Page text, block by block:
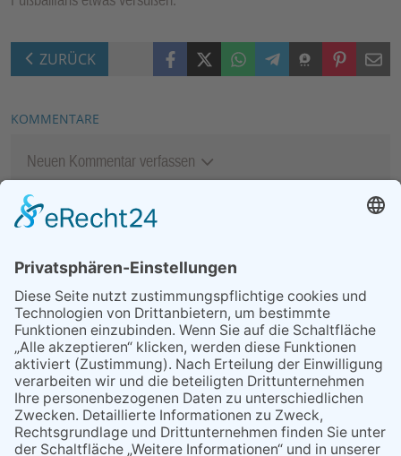
ZURÜCK FacebookX (Twitter)WhatsAppTelegramThreemaPinterestMail
KOMMENTARE
Neuen Kommentar verfassen
MEIST GELESEN
07.08.2026
Ärztlicher Notdienst
09.08.2026
Zusatz-Matinee mit der Nero
Blues Band
29.05.2026
Was Tschernobyl vor 40
Jahren für Kriftel bedeutete
24.07.2026
Klimaschutzmanagement
geht in die nächste Runde
06.08.2026
13. Folk- & Bluesfestival
kehrt zurück zu seinen